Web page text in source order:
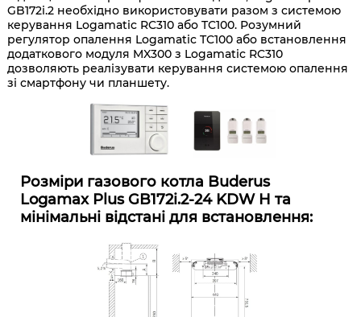
GB172i.2 необхідно використовувати разом з системою
керування Logamatic RC310 або TC100. Розумний
регулятор опалення Logamatic TC100 або встановлення
додаткового модуля MX300 з Logamatic RC310
дозволяють реалізувати керування системою опалення
зі смартфону чи планшету.
Розміри газового котла Buderus
Logamax Plus GB172i.2-24 KDW H та
мінімальні відстані для встановлення: